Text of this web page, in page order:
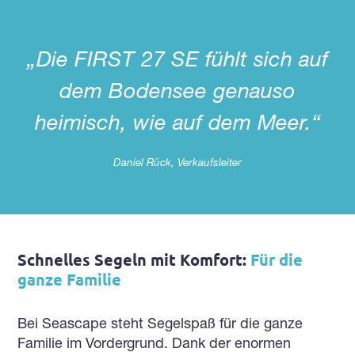
„Die FIRST 27 SE fühlt sich auf
dem Bodensee genauso
heimisch, wie auf dem Meer.“
Daniel Rück, Verkaufsleiter
Schnelles Segeln mit Komfort: Für die
ganze Familie
Bei Seascape steht Segelspaß für die ganze
Familie im Vordergrund. Dank der enormen